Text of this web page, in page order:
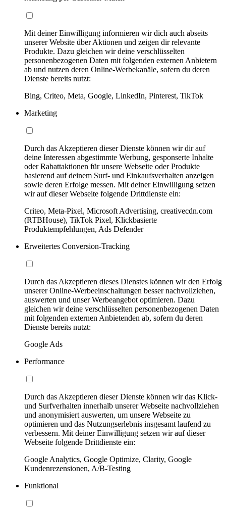
Mit deiner Einwilligung informieren wir dich auch abseits
unserer Website über Aktionen und zeigen dir relevante
Produkte. Dazu gleichen wir deine verschlüsselten
personenbezogenen Daten mit folgenden externen Anbietern
ab und nutzen deren Online-Werbekanäle, sofern du deren
Dienste bereits nutzt:
Bing, Criteo, Meta, Google, LinkedIn, Pinterest, TikTok
Marketing
Durch das Akzeptieren dieser Dienste können wir dir auf
deine Interessen abgestimmte Werbung, gesponserte Inhalte
oder Rabattaktionen für unsere Webseite oder Produkte
basierend auf deinem Surf- und Einkaufsverhalten anzeigen
sowie deren Erfolge messen. Mit deiner Einwilligung setzen
wir auf dieser Webseite folgende Drittdienste ein:
Criteo, Meta-Pixel, Microsoft Advertising, creativecdn.com
(RTBHouse), TikTok Pixel, Klickbasierte
Produktempfehlungen, Ads Defender
Erweitertes Conversion-Tracking
Durch das Akzeptieren dieses Dienstes können wir den Erfolg
unserer Online-Werbeeinschaltungen besser nachvollziehen,
auswerten und unser Werbeangebot optimieren. Dazu
gleichen wir deine verschlüsselten personenbezogenen Daten
mit folgenden externen Anbietenden ab, sofern du deren
Dienste bereits nutzt:
Google Ads
Performance
Durch das Akzeptieren dieser Dienste können wir das Klick-
und Surfverhalten innerhalb unserer Webseite nachvollziehen
und anonymisiert auswerten, um unsere Webseite zu
optimieren und das Nutzungserlebnis insgesamt laufend zu
verbessern. Mit deiner Einwilligung setzen wir auf dieser
Webseite folgende Drittdienste ein:
Google Analytics, Google Optimize, Clarity, Google
Kundenrezensionen, A/B-Testing
Funktional